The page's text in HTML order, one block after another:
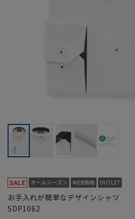
お手入れが簡単なデザインシャツ
SDP1062